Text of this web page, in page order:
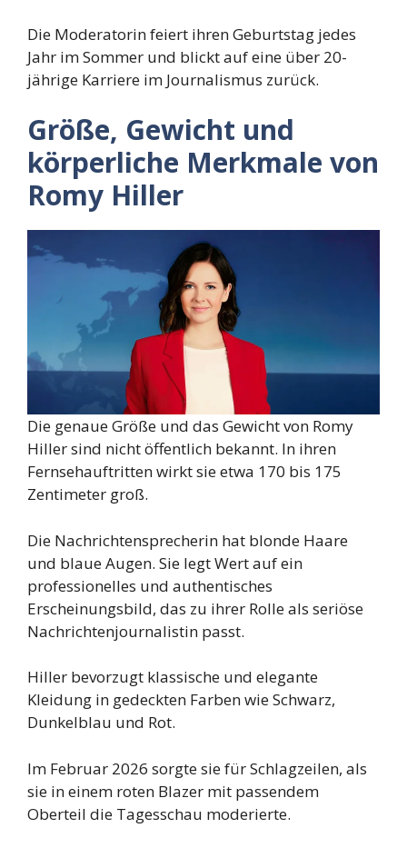
Die Moderatorin feiert ihren Geburtstag jedes
Jahr im Sommer und blickt auf eine über 20-
jährige Karriere im Journalismus zurück.
Größe, Gewicht und
körperliche Merkmale von
Romy Hiller
Die genaue Größe und das Gewicht von Romy
Hiller sind nicht öffentlich bekannt. In ihren
Fernsehauftritten wirkt sie etwa 170 bis 175
Zentimeter groß.
Die Nachrichtensprecherin hat blonde Haare
und blaue Augen. Sie legt Wert auf ein
professionelles und authentisches
Erscheinungsbild, das zu ihrer Rolle als seriöse
Nachrichtenjournalistin passt.
Hiller bevorzugt klassische und elegante
Kleidung in gedeckten Farben wie Schwarz,
Dunkelblau und Rot.
Im Februar 2026 sorgte sie für Schlagzeilen, als
sie in einem roten Blazer mit passendem
Oberteil die Tagesschau moderierte.